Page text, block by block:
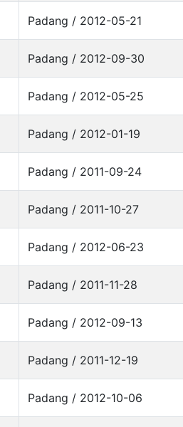
Padang / 2012-05-21
Padang / 2012-09-30
Padang / 2012-05-25
Padang / 2012-01-19
Padang / 2011-09-24
Padang / 2011-10-27
Padang / 2012-06-23
Padang / 2011-11-28
Padang / 2012-09-13
Padang / 2011-12-19
Padang / 2012-10-06